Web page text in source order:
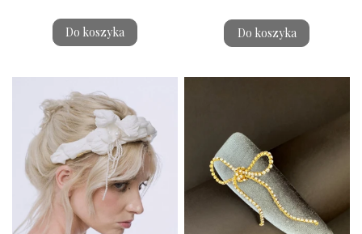
Do koszyka Do koszyka